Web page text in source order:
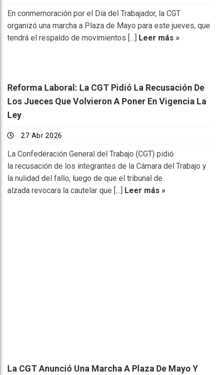
En conmemoración por el Día del Trabajador, la CGT
organizó una marcha a Plaza de Mayo para este jueves, que
tendrá el respaldo de movimientos […]
Leer más »
Reforma Laboral: La CGT Pidió La Recusación De
Los Jueces Que Volvieron A Poner En Vigencia La
Ley
27 Abr 2026
La Confederación General del Trabajo (CGT) pidió
la recusación de los integrantes de la Cámara del Trabajo y
la nulidad del fallo, luego de que el tribunal de
alzada revocara la cautelar que […]
Leer más »
La CGT Anunció Una Marcha A Plaza De Mayo Y